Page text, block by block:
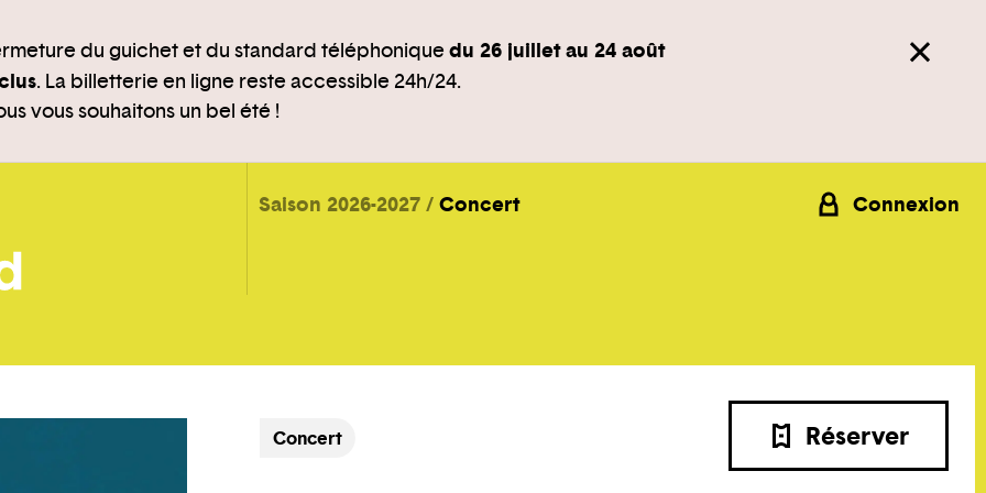
du guichet et du standard téléphoniquedu 26 juillet au 24 août
. La billetterie en ligne reste accessible 24h/24.
vous souhaitons un bel été !
Saison 2026-2027 Concert Connexion
Concert Réserver